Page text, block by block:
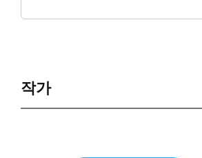
만약 지금, 뜬구름 잡는 재테크 이야기
작가